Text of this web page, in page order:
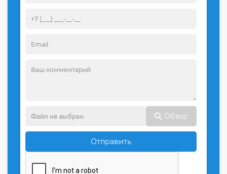
Обзор
Отправить